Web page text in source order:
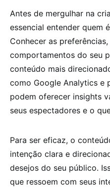
Antes de mergulhar na
essencial entender quem
Conhecer as
comportamentos do seu
conteúdo mais
como Google Analytics e
podem oferecer insights
seus espectadores e o
Para ser eficaz, o
intenção clara e
desejos do seu público.
que ressoem com seus